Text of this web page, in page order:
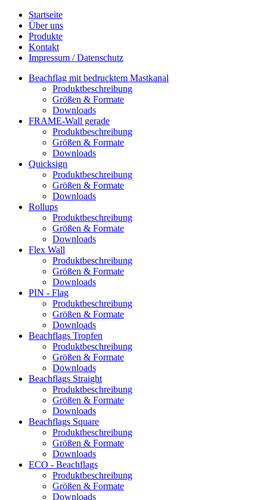
Startseite
Über uns
Produkte
Kontakt
Impressum / Datenschutz
Beachflag mit bedrucktem Mastkanal
Produktbeschreibung
Größen & Formate
Downloads
FRAME-Wall gerade
Produktbeschreibung
Größen & Formate
Downloads
Quicksign
Produktbeschreibung
Größen & Formate
Downloads
Rollups
Produktbeschreibung
Größen & Formate
Downloads
Flex Wall
Produktbeschreibung
Größen & Formate
Downloads
PIN - Flag
Produktbeschreibung
Größen & Formate
Downloads
Beachflags Tropfen
Produktbeschreibung
Größen & Formate
Downloads
Beachflags Straight
Produktbeschreibung
Größen & Formate
Downloads
Beachflags Square
Produktbeschreibung
Größen & Formate
Downloads
ECO - Beachflags
Produktbeschreibung
Größen & Formate
Downloads